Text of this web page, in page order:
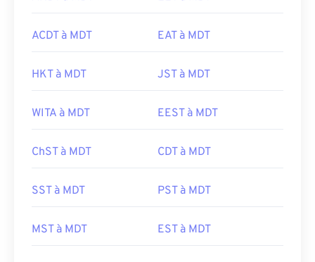
ACDT à MDT EAT à MDT
HKT à MDT JST à MDT
WITA à MDT EEST à MDT
ChST à MDT CDT à MDT
SST à MDT PST à MDT
MST à MDT EST à MDT